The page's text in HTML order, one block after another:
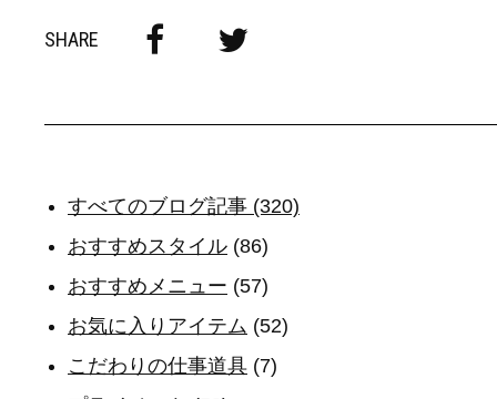
SHARE
すべてのブログ記事 (320)
おすすめスタイル (86)
おすすめメニュー (57)
お気に入りアイテム (52)
こだわりの仕事道具 (7)